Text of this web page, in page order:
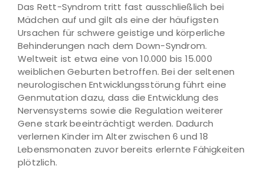
Das Rett-Syndrom tritt fast ausschließlich bei
Mädchen auf und gilt als eine der häufigsten
Ursachen für schwere geistige und körperliche
Behinderungen nach dem Down-Syndrom.
Weltweit ist etwa eine von 10.000 bis 15.000
weiblichen Geburten betroffen. Bei der seltenen
neurologischen Entwicklungsstörung führt eine
Genmutation dazu, dass die Entwicklung des
Nervensystems sowie die Regulation weiterer
Gene stark beeinträchtigt werden. Dadurch
verlernen Kinder im Alter zwischen 6 und 18
Lebensmonaten zuvor bereits erlernte Fähigkeiten
plötzlich.